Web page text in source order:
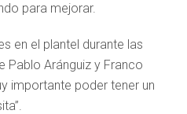
para mejorar.
en el plantel durante las
Pablo Aránguiz y Franco
importante poder tener un